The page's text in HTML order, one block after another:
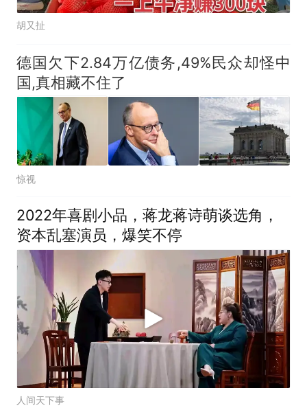
胡又扯
德国欠下2.84万亿债务,49%民众却怪中
国,真相藏不住了
惊视
2022年喜剧小品，蒋龙蒋诗萌谈选角，
资本乱塞演员，爆笑不停
人间天下事